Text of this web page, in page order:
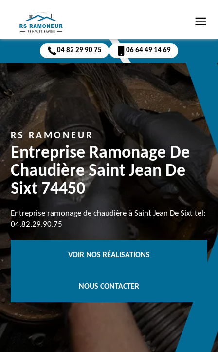
04 82 29 90 75 06 64 49 14 69
RS RAMONEUR
Entreprise Ramonage De
Chaudière Saint Jean De
Sixt 74450
Entreprise ramonage de chaudière à Saint Jean De Sixt tel:
04.82.29.90.75
VOIR NOS RÉALISATIONS
NOUS CONTACTER